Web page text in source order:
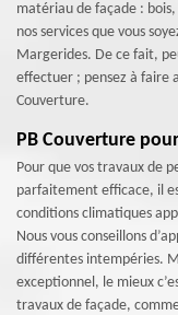
matériau de façade :
nos services que vous
Margerides. De ce fait,
effectuer ; pensez à faire
Couverture.
PB Couverture
Pour que vos travaux de
parfaitement efficace, il
conditions climatiques
Nous vous conseillons
différentes intempéries.
exceptionnel, le mieux
travaux de façade,